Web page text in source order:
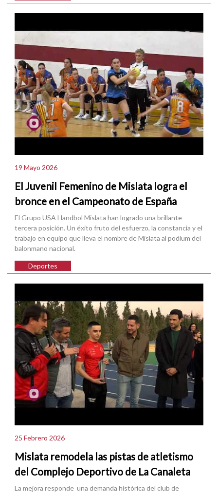
19 Mayo 2026
El Juvenil Femenino de Mislata logra el
bronce en el Campeonato de España
El Grupo USA Handbol Mislata han logrado una brillante
tercera posición. Un éxito fruto del esfuerzo, la constancia y el
trabajo en equipo que lleva el nombre de Mislata al podium del
balonmano nacional.
Deportes
25 Febrero 2026
Mislata remodela las pistas de atletismo
del Complejo Deportivo de La Canaleta
La mejora responde una demanda histórica del club de